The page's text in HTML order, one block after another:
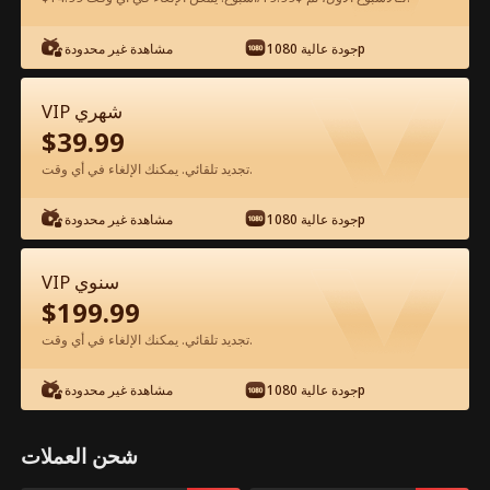
شاهد مجانًا في التطبيق
الحلقة 30 - تزوجت مليونيرًا ومعي طفلي
الفيلم كامل
1-50 51-80
30 31 32 33 34
مشاهدة غير محدودة جودة عالية 1080p
VIP شهري
$39.99
تجديد تلقائي. يمكنك الإلغاء في أي وقت.
مشاهدة غير محدودة جودة عالية 1080p
VIP سنوي
$199.99
تجديد تلقائي. يمكنك الإلغاء في أي وقت.
مشاهدة غير محدودة جودة عالية 1080p
شحن العملات